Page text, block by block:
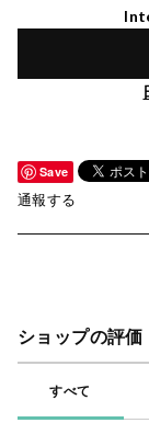
Save
通報する
ショップの評価
すべて